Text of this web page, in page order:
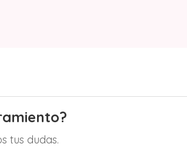
tus dudas.